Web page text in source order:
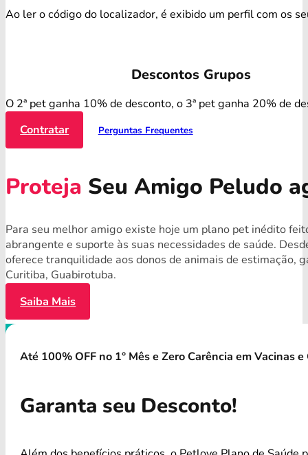
Ao ler o código do localizador, é exibido um perfil com os
Descontos Grupos
O 2ª pet ganha 10% de desconto, o 3ª pet ganha 20% de
Contratar
Perguntas Frequentes
Proteja Seu Amigo Peludo
Para seu melhor amigo existe hoje um plano pet inédito
abrangente e suporte às suas necessidades de saúde.
oferece tranquilidade aos donos de animais de estimação,
Curitiba, Guabirotuba.
Saiba Mais
Até 100% OFF no 1° Mês e Zero Carência em Vacinas
Garanta seu Desconto!